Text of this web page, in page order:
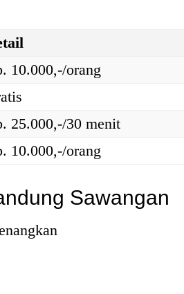
10.000,-/orang
25.000,-/30 menit
10.000,-/orang
Sawangan